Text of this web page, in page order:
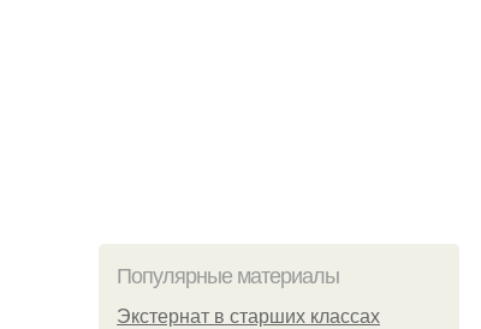
Популярные материалы
Экстернат в старших классах